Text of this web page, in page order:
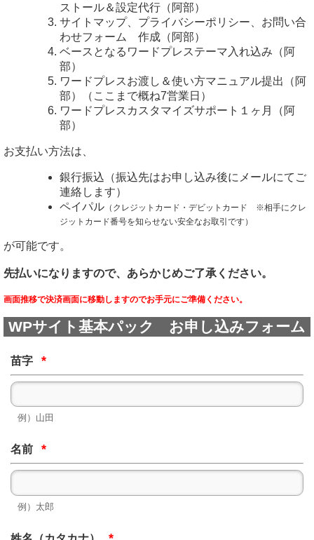
ストール＆設定代行（阿部）
サイトマップ、プライバシーポリシー、お問い合
わせフォーム 作成（阿部）
ベースとなるワードプレステーマ入れ込み（阿
部）
ワードプレスお渡し＆使い方マニュアル提出（阿
部）（ここまで概ね7営業日）
ワードプレスカスタマイズサポート１ヶ月（阿
部）
お支払い方法は、
銀行振込（振込先はお申し込み後にメールにてご
連絡します）
ペイパル （クレジットカード・デビットカード ※相手にクレ
ジットカード番号を知らせない安全なお取引です）
が可能です。
先払いになりますので、あらかじめご了承ください。
画面推移で決済画面に移動しますのでお手元にご準備ください。
WPサイト基本パック お申し込みフォーム
苗字 *
例）山田
名前 *
例）太郎